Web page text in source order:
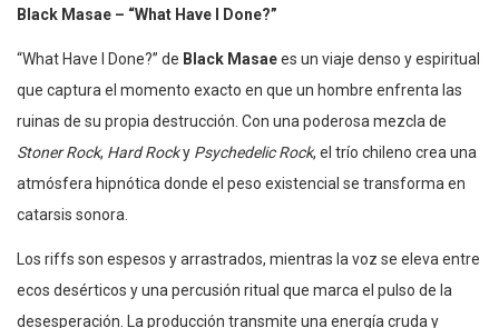
Black Masae – “What Have I Done?”
“What Have I Done?” de Black Masaees un viaje denso y espiritual
que captura el momento exacto en que un hombre enfrenta las
ruinas de su propia destrucción. Con una poderosa mezcla de
Stoner Rock, Hard Rocky Psychedelic Rock, el trío chileno crea una
atmósfera hipnótica donde el peso existencial se transforma en
catarsis sonora.
Los riffs son espesos y arrastrados, mientras la voz se eleva entre
ecos desérticos y una percusión ritual que marca el pulso de la
desesperación. La producción transmite una energía cruda y